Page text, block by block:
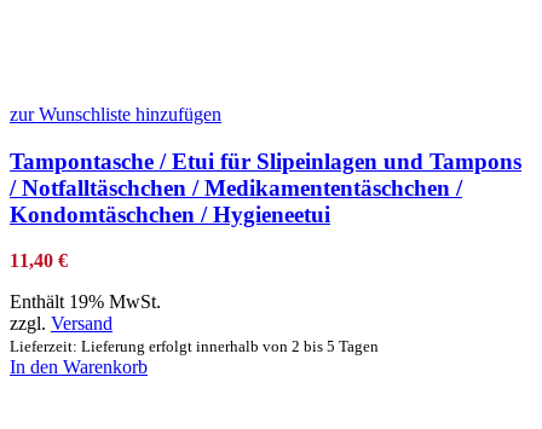
zur Wunschliste hinzufügen
Tampontasche / Etui für Slipeinlagen und Tampons
/ Notfalltäschchen / Medikamententäschchen /
Kondomtäschchen / Hygieneetui
11,40 €
Enthält 19% MwSt.
zzgl. Versand
Lieferzeit: Lieferung erfolgt innerhalb von 2 bis 5 Tagen
In den Warenkorb